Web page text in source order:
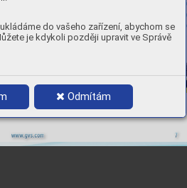
do vašeho zařízení, abychom se
je kdykoli později upravit ve Správě
Odmítám
www
.gv
s.com 7